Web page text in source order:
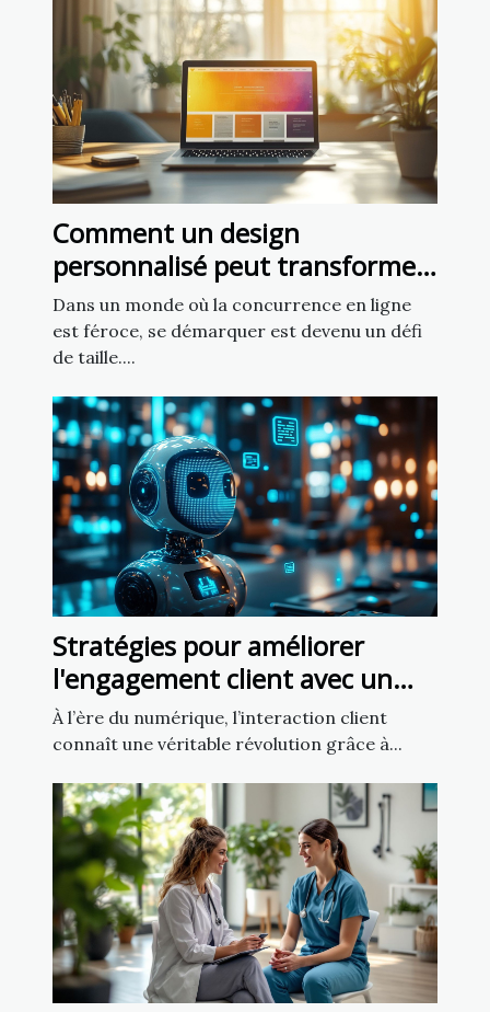
Comment un design
personnalisé peut transformer
votre présence en ligne ?
Dans un monde où la concurrence en ligne
est féroce, se démarquer est devenu un défi
de taille....
Stratégies pour améliorer
l'engagement client avec un
chatbot IA
À l’ère du numérique, l’interaction client
connaît une véritable révolution grâce à...